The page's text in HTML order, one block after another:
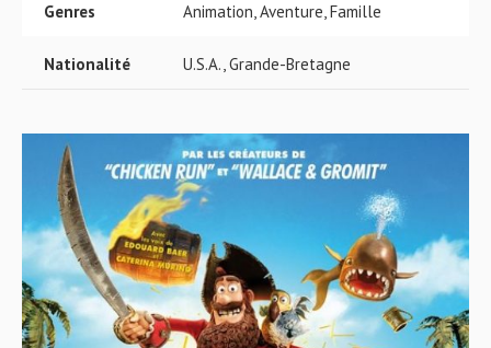
Genres Animation, Aventure, Famille
Nationalité U.S.A., Grande-Bretagne